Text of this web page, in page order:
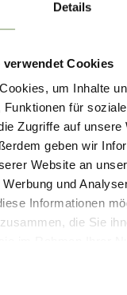
Details
verwendet Cookies
um Inhalte
Funktionen für
Zugriffe auf unsere
geben wir
Website an
und
Informationen
die Sie